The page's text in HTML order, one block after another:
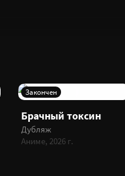
Закончен
Брачный токсин
Дубляж
Аниме, 2026 г.